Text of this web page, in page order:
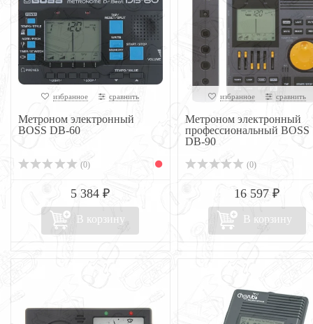
избранное сравнить
Метроном электронный
BOSS DB-60
(0)
5 384 ₽
В корзину
избранное сравнить
Метроном электронный
профессиональный BOSS
DB-90
(0)
16 597 ₽
В корзину